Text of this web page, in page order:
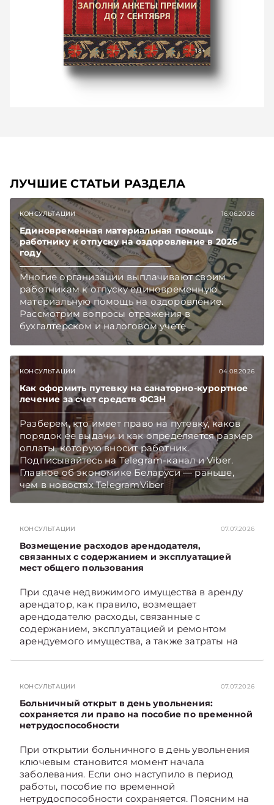
ЛУЧШИЕ СТАТЬИ РАЗДЕЛА
КОНСУЛЬТАЦИИ 16.06.2026
Единовременная материальная помощь
работнику к отпуску на оздоровление в 2026
году
Многие организации выплачивают своим
работникам к отпуску единовременную
материальную помощь на оздоровление.
Рассмотрим вопросы отражения в
бухгалтерском и налоговом учете
хозяйственных операций по начислению и
Подписывайтесь на Telegram‑канал и Viber.
Главное об экономике Беларуси — раньше,
чем в новостях TelegramViber
КОНСУЛЬТАЦИИ 04.08.2026
Как оформить путевку на санаторно-курортное
лечение за счет средств ФСЗН
Разберем, кто имеет право на путевку, каков
порядок ее выдачи и как определяется размер
оплаты, которую вносит работник.
Подписывайтесь на Telegram‑канал и Viber.
Главное об экономике Беларуси — раньше,
чем в новостях TelegramViber
КОНСУЛЬТАЦИИ 07.07.2026
Возмещение расходов арендодателя,
связанных с содержанием и эксплуатацией
мест общего пользования
При сдаче недвижимого имущества в аренду
арендатор, как правило, возмещает
арендодателю расходы, связанные с
содержанием, эксплуатацией и ремонтом
арендуемого имущества, а также затраты на
связанных с содержанием и эксплуатацией
мест общего пользования, в частности –
контрольно-­пропускного пункта? Рассмотрим
порядок их распределения. Подписывайтесь
экономике Беларуси — раньше, чем в новостях
TelegramViber
КОНСУЛЬТАЦИИ 07.07.2026
Больничный открыт в день увольнения:
сохраняется ли право на пособие по временной
нетрудоспособности
При открытии больничного в день увольнения
ключевым становится момент начала
заболевания. Если оно наступило в период
работы, пособие по временной
нетрудоспособности сохраняется. Поясним на